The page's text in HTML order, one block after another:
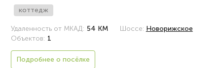
коттедж
Удаленность от МКАД: 54 КМ Шоссе: Новорижское
Объектов: 1
Подробнее о посёлке